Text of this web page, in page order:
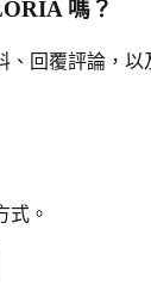
嗎？
、回覆評論，以
式。